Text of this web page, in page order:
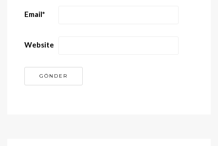
Email*
Website